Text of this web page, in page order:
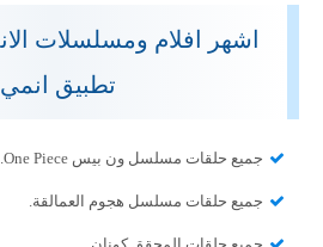
اشهر افلام ومسلسلات
تطبيق
جميع حلقات مسلسل ون بيس One Piece.
جميع حلقات مسلسل هجوم العمالقة.